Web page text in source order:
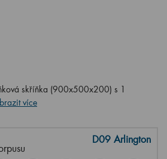
skříňka (900x500x200) s 1
více
D09 Arlington